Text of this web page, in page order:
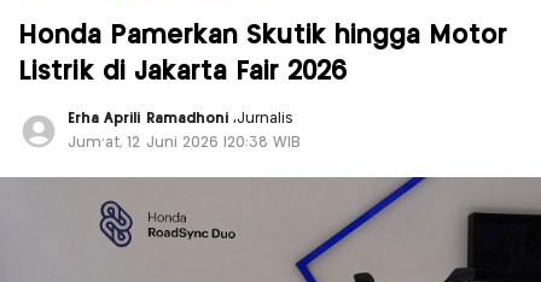
Honda Pamerkan Skutik hingga Motor
Listrik di Jakarta Fair 2026
Erha Aprili Ramadhoni,Jurnalis
Jum'at, 12 Juni 2026 |20:38 WIB